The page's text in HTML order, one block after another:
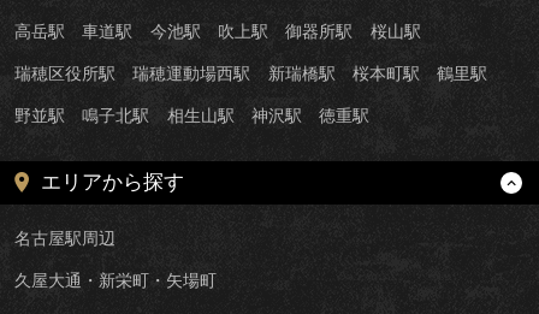
高岳駅 車道駅 今池駅 吹上駅 御器所駅 桜山駅
瑞穂区役所駅 瑞穂運動場西駅 新瑞橋駅 桜本町駅 鶴里駅
野並駅 鳴子北駅 相生山駅 神沢駅 徳重駅
エリアから探す
名古屋駅周辺
久屋大通・新栄町・矢場町